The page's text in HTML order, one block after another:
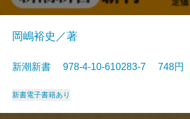
岡嶋裕史／著
新潮新書 978-4-10-610283-7 748円
新書電子書籍あり